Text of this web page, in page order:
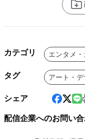
カテゴリ エンタメ
タグ アート・デ
シェア
配信企業へのお問い